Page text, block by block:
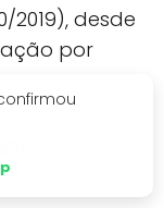
2019), desde
por